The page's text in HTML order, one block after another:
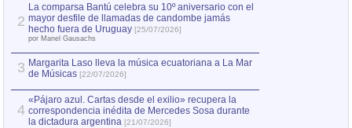
2
La comparsa Bantú celebra su 10º aniversario con el
mayor desfile de llamadas de candombe jamás
hecho fuera de Uruguay [25/07/2026]
por Manel Gausachs
3 Margarita Laso lleva la música ecuatoriana a La Mar
de Músicas [22/07/2026]
4
«Pájaro azul. Cartas desde el exilio» recupera la
correspondencia inédita de Mercedes Sosa durante
la dictadura argentina [21/07/2026]